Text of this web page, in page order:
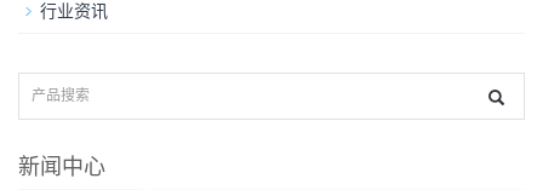
行业资讯
新闻中心